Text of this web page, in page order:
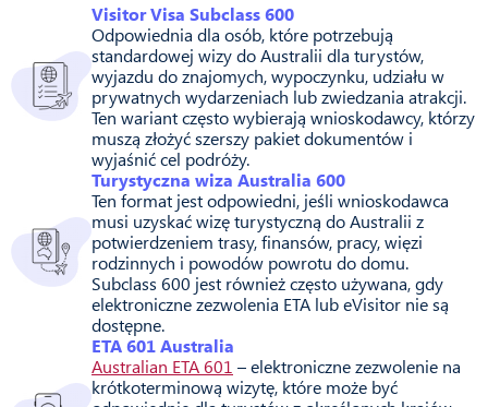
Visitor Visa Subclass 600
Odpowiednia dla osób, które potrzebują
standardowej wizy do Australii dla turystów,
wyjazdu do znajomych, wypoczynku, udziału w
prywatnych wydarzeniach lub zwiedzania atrakcji.
Ten wariant często wybierają wnioskodawcy, którzy
muszą złożyć szerszy pakiet dokumentów i
wyjaśnić cel podróży.
Turystyczna wiza Australia 600
Ten format jest odpowiedni, jeśli wnioskodawca
musi uzyskać wizę turystyczną do Australii z
potwierdzeniem trasy, finansów, pracy, więzi
rodzinnych i powodów powrotu do domu.
Subclass 600 jest również często używana, gdy
elektroniczne zezwolenia ETA lub eVisitor nie są
dostępne.
ETA 601 Australia
Australian ETA 601 – elektroniczne zezwolenie na
krótkoterminową wizytę, które może być